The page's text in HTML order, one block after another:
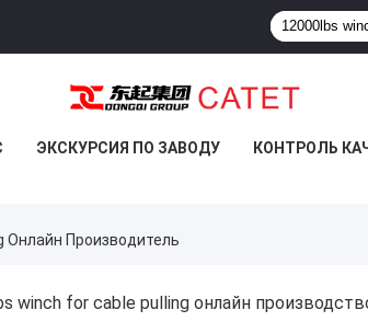
ЭКСКУРСИЯ ПО ЗАВОДУ КОНТРОЛЬ
Онлайн Производитель
winch for cable pulling онлайн